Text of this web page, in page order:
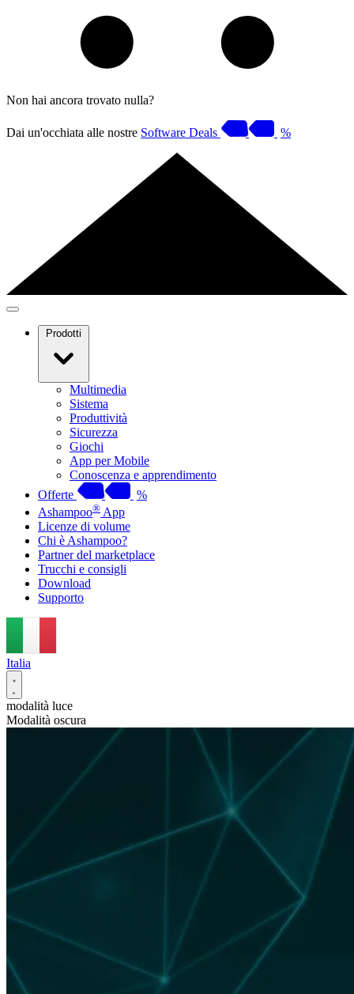
Non hai ancora trovato nulla?
Dai un'occhiata alle nostre Software Deals %
Prodotti
Multimedia
Sistema
Produttività
Sicurezza
Giochi
App per Mobile
Conoscenza e apprendimento
Offerte
%
Ashampoo® App
Licenze di volume
Chi è Ashampoo?
Partner del marketplace
Trucchi e consigli
Download
Supporto
Italia
modalità luce
Modalità oscura